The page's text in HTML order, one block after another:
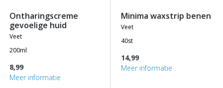
ontharingscreme
gevoelige huid
veet
200ml
8,99
Meer informatie
minima waxstrip benen
veet
40st
14,99
Meer informatie